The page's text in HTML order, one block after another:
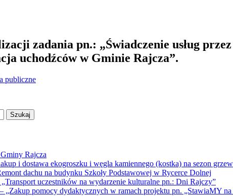
zadania pn.: „Świadczenie usług
uchodźców w Gminie Rajcza”.
publiczne
Rajcza
i dostawa ekogroszku i węgla kamiennego (kostka) na sezon
dachu na budynku Szkoły Podstawowej w Rycerce Dolnej
uczestników na wydarzenie kulturalne pn.: Dni Rajczy”
pomocy dydaktycznych w ramach projektu pn. „StawiaMY